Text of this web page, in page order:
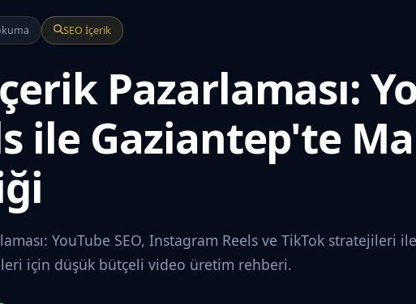
SEO İçerik
Pazarlaması:
ile Gaziantep'te
YouTube SEO, Instagram Reels ve TikTok stratejileri ile
için düşük bütçeli video üretim rehberi.